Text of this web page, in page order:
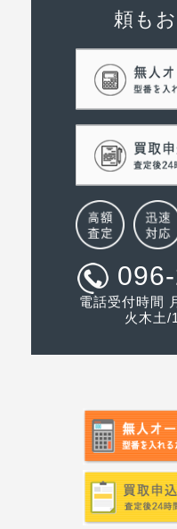
頼も
電話受付時間
火木土/